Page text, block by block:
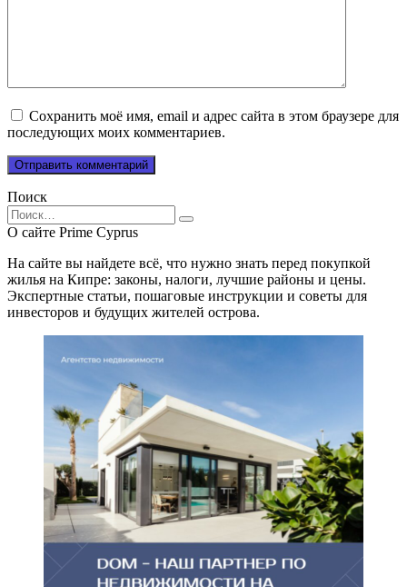
Сохранить моё имя, email и адрес сайта в этом браузере для
последующих моих комментариев.
Поиск
Search
for:
О сайте Prime Cyprus
На сайте вы найдете всё, что нужно знать перед покупкой
жилья на Кипре: законы, налоги, лучшие районы и цены.
Экспертные статьи, пошаговые инструкции и советы для
инвесторов и будущих жителей острова.